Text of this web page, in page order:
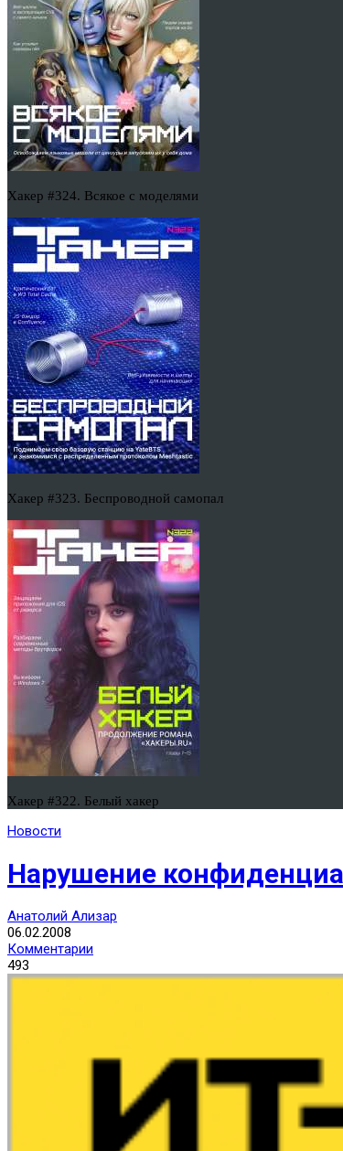
Хакер #324. Всякое с моделями
Хакер #323. Беспроводной самопал
Хакер #322. Белый хакер
Новости
Нарушение
Анатолий Ализар
06.02.2008
Комментарии
493